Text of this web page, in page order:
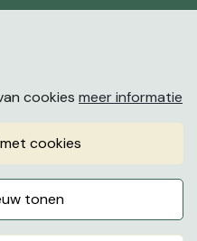
cookies meer informatie
cookies
tonen